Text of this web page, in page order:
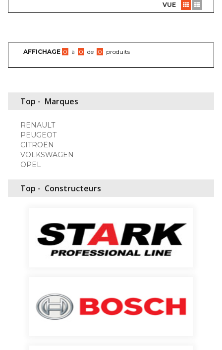
VUE
AFFICHAGE 0 à 0 de 0 produits
Top - Marques
RENAULT
PEUGEOT
CITROËN
VOLKSWAGEN
OPEL
Top - Constructeurs